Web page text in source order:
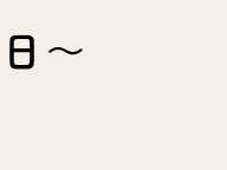
日〜